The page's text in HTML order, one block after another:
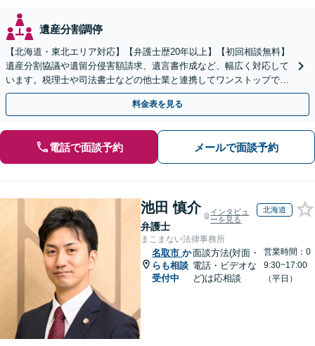
遺産分割調停
【北海道・東北エリア対応】【弁護士歴20年以上】【初回相談無料】
遺産分割協議や遺留分侵害額請求、遺言書作成など、幅広く対応して
います。税理士や司法書士などの他士業と連携してワンストップでの
解決が可能です。ぜひご相談ください。
料金表を見る
電話で面談予約 メールで面談予約
池田 慎介
弁護士
インタビュ
ーを見る
北海道
まこまない法律事務所
名取市 か
らも相談
受付中
面談方法(対面・
電話・ビデオな
ど)は応相談
営業時間：0
9:30~17:00
（平日）